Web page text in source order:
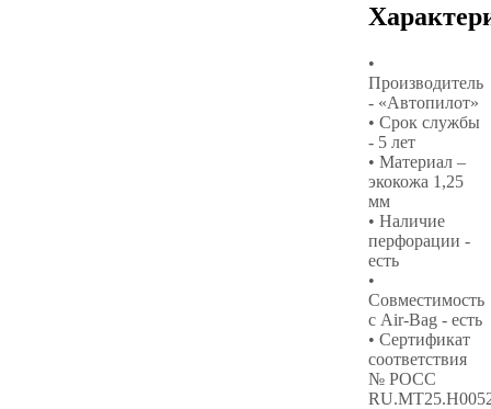
•
Производитель
- «Автопилот»
• Срок службы
- 5 лет
• Материал –
экокожа 1,25
мм
• Наличие
перфорации -
есть
•
Совместимость
с Air-Bag - есть
• Сертификат
соответствия
№ РОСС